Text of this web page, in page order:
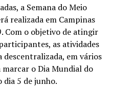
a Semana do Meio
realizada em Campinas
Com o objetivo de atingir
as atividades
descentralizada, em vários
marcar o Dia Mundial do
5 de junho.